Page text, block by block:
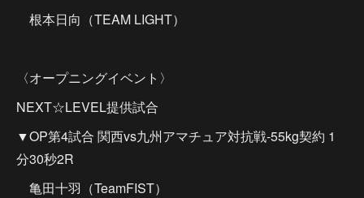
根本日向（TEAM LIGHT）
〈オープニングイベント〉
NEXT☆LEVEL提供試合
▼OP第4試合 関西vs九州アマチュア対抗戦-55kg契約 1
分30秒2R
亀田十羽（TeamFIST）